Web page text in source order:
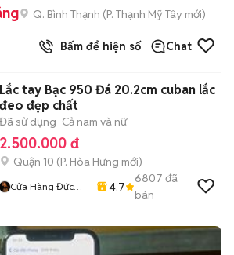
Q. Bình Thạnh (P. Thạnh Mỹ Tây mới)
Bấm để hiện số Chat
Lắc tay Bạc 950 Đá 20.2cm cuban lắc
đeo đẹp chất
Đã sử dụng Cả nam và nữ
2.500.000 đ
Quận 10 (P. Hòa Hưng mới)
Cửa Hàng Đức
4.7
6807 đã
bán